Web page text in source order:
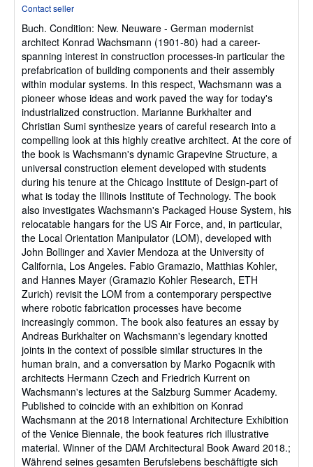
out
of
5
stars
Contact seller
Buch. Condition: New. Neuware - German modernist
architect Konrad Wachsmann (1901-80) had a career-
spanning interest in construction processes-in particular the
prefabrication of building components and their assembly
within modular systems. In this respect, Wachsmann was a
pioneer whose ideas and work paved the way for today's
industrialized construction. Marianne Burkhalter and
Christian Sumi synthesize years of careful research into a
compelling look at this highly creative architect. At the core of
the book is Wachsmann's dynamic Grapevine Structure, a
universal construction element developed with students
during his tenure at the Chicago Institute of Design-part of
what is today the Illinois Institute of Technology. The book
also investigates Wachsmann's Packaged House System, his
relocatable hangars for the US Air Force, and, in particular,
the Local Orientation Manipulator (LOM), developed with
John Bollinger and Xavier Mendoza at the University of
California, Los Angeles. Fabio Gramazio, Matthias Kohler,
and Hannes Mayer (Gramazio Kohler Research, ETH
Zurich) revisit the LOM from a contemporary perspective
where robotic fabrication processes have become
increasingly common. The book also features an essay by
Andreas Burkhalter on Wachsmann's legendary knotted
joints in the context of possible similar structures in the
human brain, and a conversation by Marko Pogacnik with
architects Hermann Czech and Friedrich Kurrent on
Wachsmann's lectures at the Salzburg Summer Academy.
Published to coincide with an exhibition on Konrad
Wachsmann at the 2018 International Architecture Exhibition
of the Venice Biennale, the book features rich illustrative
material. Winner of the DAM Architectural Book Award 2018.;
Während seines gesamten Berufslebens beschäftigte sich